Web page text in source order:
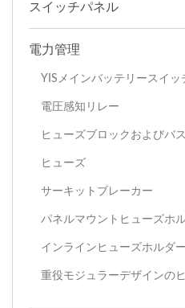
スイッチパネル
電力管理
YISメインバッテリースイッ
電圧感知リレー
ヒューズブロックおよびバ
ヒューズ
サーキットブレーカー
パネルマウントヒューズホ
インラインヒューズホルダー
重役モジュラーデザインの